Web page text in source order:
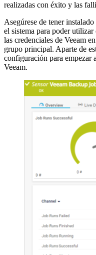
realizadas con éxito y las
Asegúrese de tener
el sistema para poder
las credenciales de Veeam
grupo principal. Aparte de
configuración para empezar
Veeam.